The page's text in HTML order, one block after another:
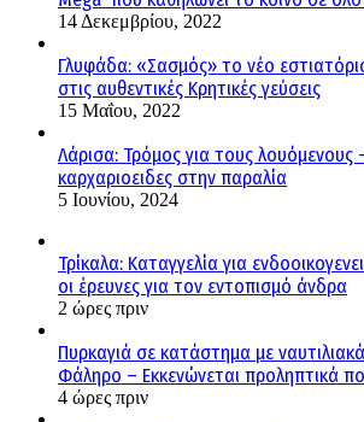
14 Δεκεμβρίου, 2022
Γλυφάδα: «Σασμός» το νέο
στις αυθεντικές Κρητικές γεύσεις
15 Μαΐου, 2022
Λάρισα: Τρόμος για τους λουόμενους
καρχαριοειδες στην παραλία
5 Ιουνίου, 2024
Τρίκαλα: Καταγγελία για
οι έρευνες για τον εντοπισμό άνδρα
2 ώρες πριν
Πυρκαγιά σε κατάστημα με
Φάληρο – Εκκενώνεται προληπτικά
4 ώρες πριν